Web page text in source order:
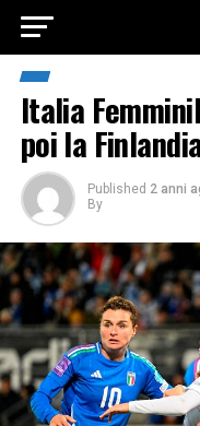
Italia
poi la
Published 2 anni
By